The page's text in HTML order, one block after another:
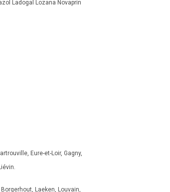
Ladogal Lozana Novaprin
Eure-et-Loir, Gagny,
Laeken, Louvain,